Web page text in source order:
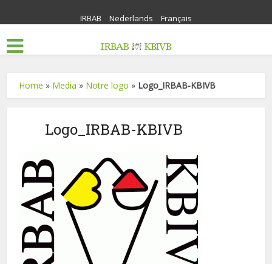
IRBAB Nederlands Français
Home » Media » Notre logo » Logo_IRBAB-KBIVB
Logo_IRBAB-KBIVB